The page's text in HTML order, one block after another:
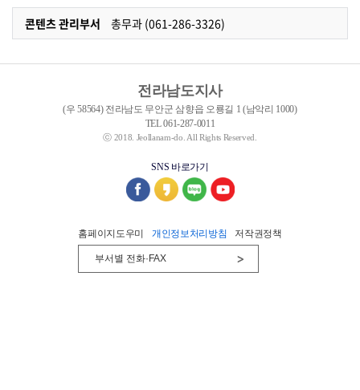
콘텐츠 관리부서 총무과 (061-286-3326)
SNS 바로가기
홈페이지도우미 개인정보처리방침 저작권정책
부서별 전화·FAX
전라남도지사
(우 58564) 전라남도 무안군 삼향읍 오룡길 1 (남악리 1000)
TEL 061-287-0011
ⓒ 2018. Jeollanam-do. All Rights Reserved.